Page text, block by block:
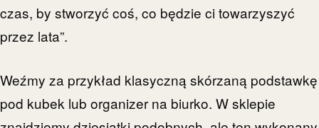
czas, by stworzyć coś, co będzie ci towarzyszyć
przez lata”.
Weźmy za przykład klasyczną skórzaną podstawkę
pod kubek lub organizer na biurko. W sklepie